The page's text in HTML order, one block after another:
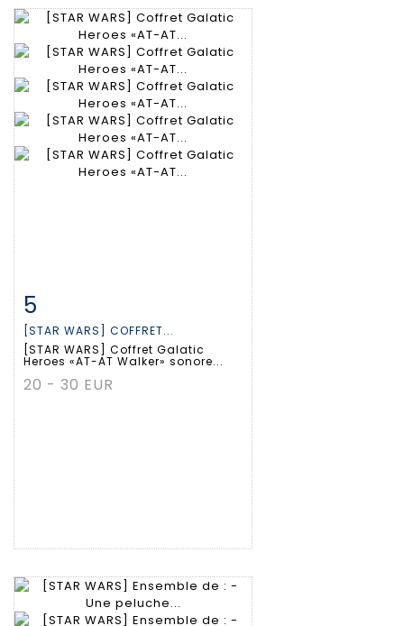
Fiche détaillée
5
[STAR WARS] COFFRET...
[STAR WARS] Coffret Galatic
Heroes «AT-AT Walker» sonore...
20 - 30 EUR